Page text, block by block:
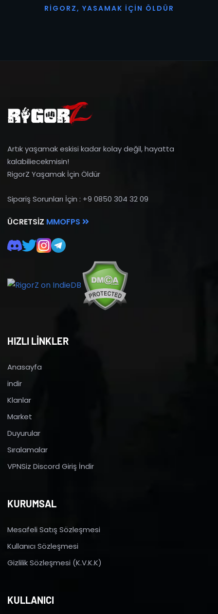
R I G O R Z, YASAMAK İ ÇI N Ö L D Ü R
Artık yaşamak eskisi kadar kolay değil, hayatta
kalabiliecekmisin!
RigorZ Yaşamak İçin Öldür
Sipariş Sorunları İçin : +9 0850 304 32 09
ÜCRETSIZ MMOFPS
HIZLI LİNKLER
Anasayfa
indir
Klanlar
Market
Duyurular
Sıralamalar
VPNSiz Discord Giriş İndir
KURUMSAL
Mesafeli Satış Sözleşmesi
Kullanıcı Sözleşmesi
Gizlilik Sözleşmesi (K.V.K.K)
KULLANICI